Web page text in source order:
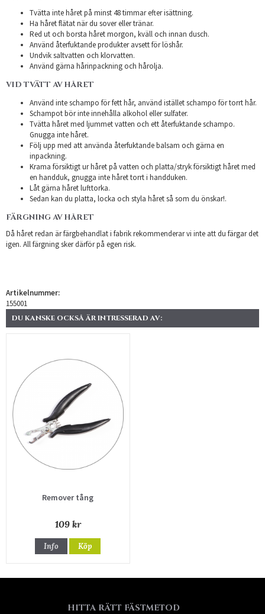
Tvätta inte håret på minst 48 timmar efter isättning.
Ha håret flätat när du sover eller tränar.
Red ut och borsta håret morgon, kväll och innan dusch.
Använd återfuktande produkter avsett för löshår.
Undvik saltvatten och klorvatten.
Använd gärna hårinpackning och hårolja.
VID TVÄTT AV HÅRET
Använd inte schampo för fett hår, använd istället schampo för torrt hår.
Schampot bör inte innehålla alkohol eller sulfater.
Tvätta håret med ljummet vatten och ett återfuktande schampo.
Gnugga inte håret.
Följ upp med att använda återfuktande balsam och gärna en
inpackning.
Krama försiktigt ur håret på vatten och platta/stryk försiktigt håret med
en handduk, gnugga inte håret torrt i handduken.
Låt gärna håret lufttorka.
Sedan kan du platta, locka och styla håret så som du önskar!.
FÄRGNING AV HÅRET
Då håret redan är färgbehandlat i fabrik rekommenderar vi inte att du färgar det
igen. All färgning sker därför på egen risk.
Artikelnummer:
155001
DU KANSKE OCKSÅ ÄR INTRESSERAD AV:
Remover tång
109 kr
Info Köp
HITTA RÄTT FÄSTMETOD